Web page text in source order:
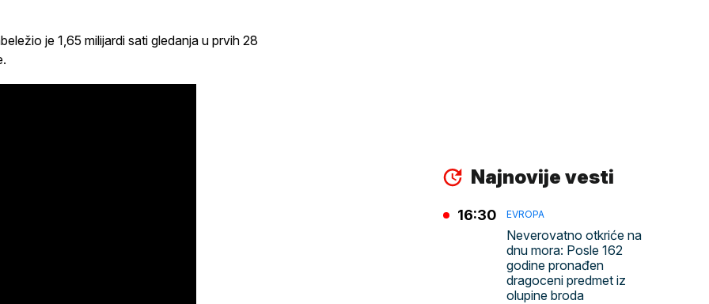
je 1,65 milijardi sati gledanja u prvih 28
Najnovije vesti
EVROPA
Neverovatno otkriće na
dnu mora: Posle 162
godine pronađen
dragoceni predmet iz
olupine broda
16:30